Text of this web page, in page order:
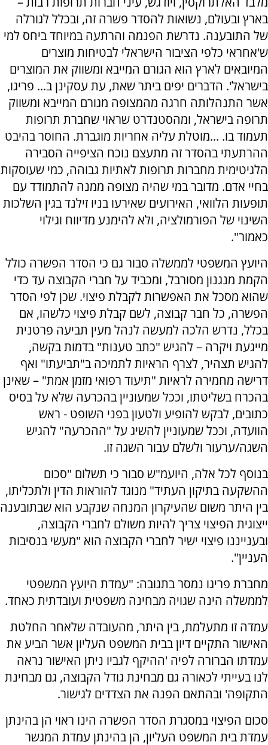
בארץ ובעולם, נשואות להסדר פשרה זה, ובכלל לגורלה
של התובענה. נדרשת הפנמה והרתעה במיוחד ביחס למי
ש'אחראי כלפי הציבור הישראלי לבטיחות מוצרים
המיובאים לארץ הוא הגורם המייבא ומשווק את המוצרים
בישראל'. הדברים יפים ביתר שאת, עת עסקינן ב... פריגו,
אשר התנהלותה חרגה מהמצופה מגורם המייבא ומשווק
תרופה בישראל, ומהסטנדרט שראוי שחברת תרופות
תעמוד בו. ...מוטלת עליה אחריות מוגברת. החוסר בהיבט
ההרתעתי בהסדר זה מתעצם נוכח הציפייה הסבירה
הלגיטימית מחברות תרופות לאתיות גבוהה, כמי שעוסקות
בחיי אדם. מדובר במי שהיה מצופה ממנה להתמודד עם
תופעות הלוואי, האירועים שאירעו בניו זילנד בגין השלכות
השינוי של הפורמולציה, ולא להימנע מדיווח וגילוי
כאמור".
היועץ המשפטי לממשלה סבור גם כי הסדר הפשרה כולל
הקמת מנגנון מסורבל, ומכביד על חברי הקבוצה עד כדי
שהוא מסכל את האפשרות לקבלת פיצוי. שכן לפי הסדר
הפשרה, כל חבר קבוצה, לשם קבלת פיצוי כלשהו, אם
בכלל, נדרש הלכה למעשה לנהל מעין תביעה פרטנית
מייגעת ויקרה – להגיש "כתב טענות" בדמות בקשה,
להגיש תצהיר, לצרף הראיות לתמיכה ב"תביעתו" ואף
דרישה מחמירה לראיות "תיעוד רפואי מזמן אמת" – שאינן
בהכרח בשליטתו, וככל שמעוניין בהכרעה שלא על בסיס
כתובים, לבקש להופיע ולטעון בפני השופט - ראש
הוועדה, וככל שמעוניין להשיג על "ההכרעה" להגיש
השגה/ערעור ולשלם עבור השגה זו.
בנוסף לכל אלה, היועמ"ש סבור כי תשלום "סכום
ההשקעה בתיקון העתיד" מנוגד להוראות הדין ולתכליתו,
בין היתר משום שהעיקרון המנחה שנקבע הוא שבתובענה
ייצוגית הפיצוי צריך להיות משולם לחברי הקבוצה,
ובענייננו פיצוי ישיר לחברי הקבוצה הוא "מעשי בנסיבות
העניין".
מחברת פריגו נמסר בתגובה: "עמדת היועץ המשפטי
לממשלה הינה שגויה מבחינה משפטית ועובדתית כאחד.
עמדה זו מתעלמת, בין היתר, מהעובדה שלאחר החלטת
האישור התקיים דיון בבית המשפט העליון אשר הביע את
עמדתו הברורה לפיה 'ההיקף לגביו ניתן האישור נראה
לנו בעייתי לכאורה גם מבחינת גודל הקבוצה, גם מבחינת
התקופה' ובהתאם הפנה את הצדדים לגישור.
סכום הפיצוי במסגרת הסדר הפשרה הינו ראוי הן בהינתן
עמדת בית המשפט העליון, הן בהינתן עמדת המגשר